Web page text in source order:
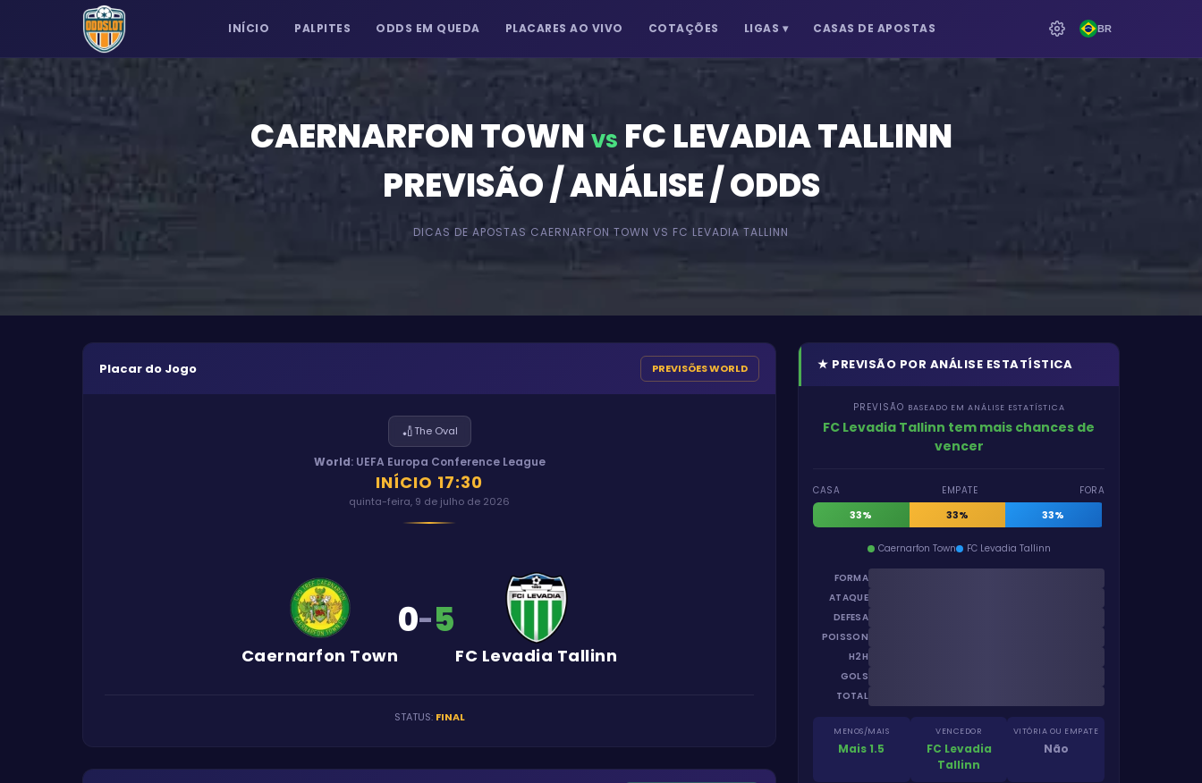
INÍCIO PALPITES ODDS EM QUEDA PLACARES AO VIVO COTAÇÕES LIGAS ▾ CASAS DE APOSTAS BR
CAERNARFON TOWN VS FC LEVADIA TALLINN
PREVISÃO / ANÁLISE / ODDS
DICAS DE APOSTAS CAERNARFON TOWN VS FC LEVADIA TALLINN
Placar do Jogo PREVISÕES WORLD
🏏The Oval
World: UEFA Europa Conference League
INÍCIO 17:30
quinta-feira, 9 de julho de 2026
Caernarfon Town
0-5
FC Levadia Tallinn
STATUS: FINAL
★ PREVISÃO POR ANÁLISE ESTATÍSTICA
PREVISÃO BASEADO EM ANÁLISE ESTATÍSTICA
FC Levadia Tallinn tem mais chances de
vencer
CASA EMPATE FORA
33% 33% 33%
Caernarfon Town FC Levadia Tallinn
FORMA
ATAQUE
DEFESA
POISSON
H2H
GOLS
TOTAL
MENOS/MAIS
Mais 1.5
VENCEDOR
FC Levadia
Tallinn
VITÓRIA OU EMPATE
Não